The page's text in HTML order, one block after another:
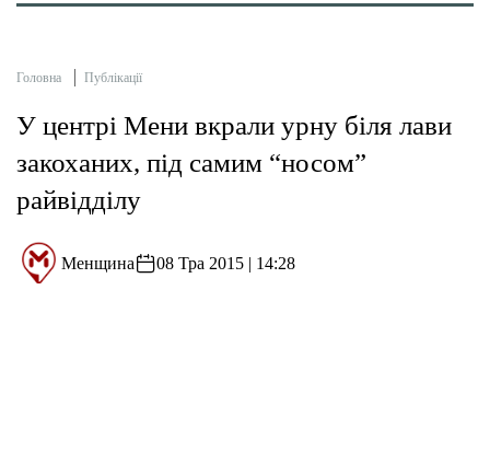
Головна Публікації
У центрі Мени вкрали урну біля лави
закоханих, під самим “носом”
райвідділу
Менщина 08 Тра 2015 | 14:28